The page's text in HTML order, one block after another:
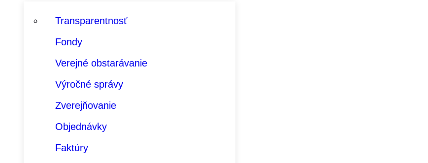
Transparentnosť
Fondy
Verejné obstarávanie
Výročné správy
Zverejňovanie
Objednávky
Faktúry